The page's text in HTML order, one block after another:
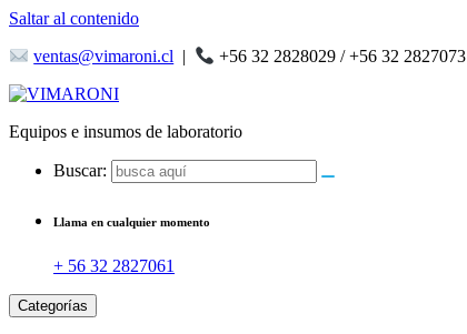
Saltar al contenido
ventas@vimaroni.cl | +56 32 2828029 / +56 32 2827073
Equipos e insumos de laboratorio
Buscar:
Llama en cualquier momento
+ 56 32 2827061
Categorías